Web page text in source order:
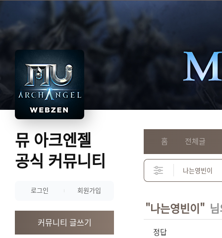
뮤 아크엔젤
공식 커뮤니티
로그인 회원가입
커뮤니티 글쓰기
홈 전체글
"나는영빈이"
정답